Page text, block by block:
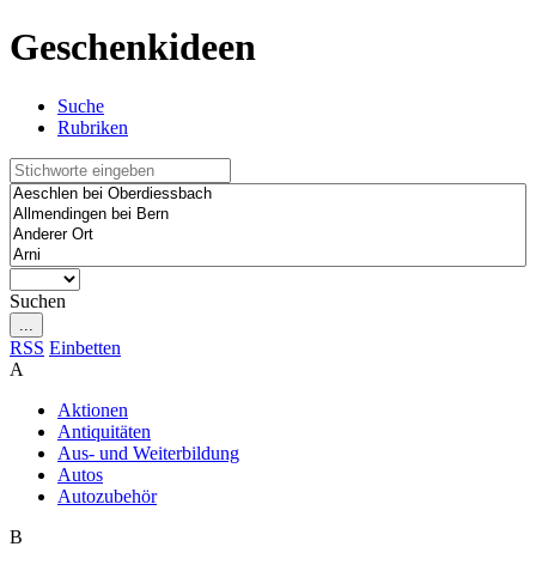
Geschenkideen
Suche
Rubriken
Suchen
RSS Einbetten
A
Aktionen
Antiquitäten
Aus- und Weiterbildung
Autos
Autozubehör
B